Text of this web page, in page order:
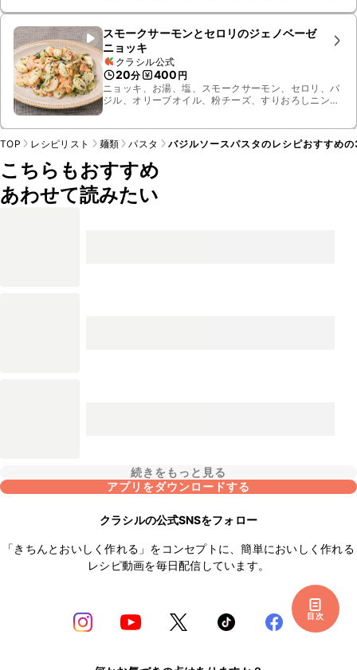
スモークサーモンとセロリのジェノベーゼ
ニョッキ
クラシル公式
20分 400 円
ニョッキ、お湯、塩、スモークサーモン、セロリ、バ
ジル、オリーブオイル、粉チーズ、すりおろしニンニ
目次
TOP レシピリスト 麺類 パスタ バジルソースパスタのレシピおすすめ
こちらもおすすめ
あわせて読みたい
続きをもっと見る
アプリをダウンロードする
クラシルの公式SNSをフォロー
「きちんとおいしく作れる」をコンセプトに、簡単においしく作れる
レシピ動画を毎日配信しています。